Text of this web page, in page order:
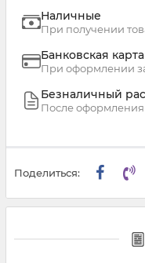
Наличные
При получении
Банковская карта
При оформлении
Безналичный
После оформления
Поделиться: